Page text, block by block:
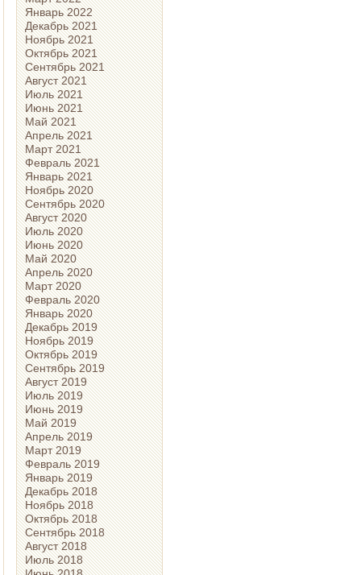
Январь 2022
Декабрь 2021
Ноябрь 2021
Октябрь 2021
Сентябрь 2021
Август 2021
Июль 2021
Июнь 2021
Май 2021
Апрель 2021
Март 2021
Февраль 2021
Январь 2021
Ноябрь 2020
Сентябрь 2020
Август 2020
Июль 2020
Июнь 2020
Май 2020
Апрель 2020
Март 2020
Февраль 2020
Январь 2020
Декабрь 2019
Ноябрь 2019
Октябрь 2019
Сентябрь 2019
Август 2019
Июль 2019
Июнь 2019
Май 2019
Апрель 2019
Март 2019
Февраль 2019
Январь 2019
Декабрь 2018
Ноябрь 2018
Октябрь 2018
Сентябрь 2018
Август 2018
Июль 2018